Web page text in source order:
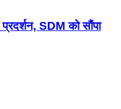
SDM को सौंपा